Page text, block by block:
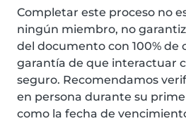
Completar este proceso no
ningún miembro, no
del documento con 100% de
garantía de que interactuar
seguro. Recomendamos
en persona durante su
como la fecha de